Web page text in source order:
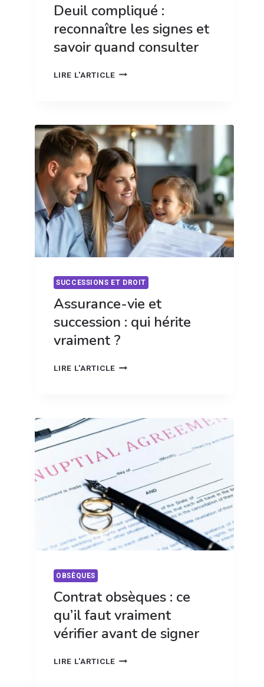
Deuil compliqué :
reconnaître les signes et
savoir quand consulter
LIRE L'ARTICLEDEUIL
SIGNES
ET
SAVOIR
QUAND
CONSULTER
SUCCESSIONS ET DROIT
Assurance-vie et
succession : qui hérite
vraiment ?
LIRE L'ARTICLEASSURANCE-
QUI
HÉRITE
VRAIMENT
OBSÈQUES
Contrat obsèques : ce
qu’il faut vraiment
vérifier avant de signer
LIRE L'ARTICLECONTRAT